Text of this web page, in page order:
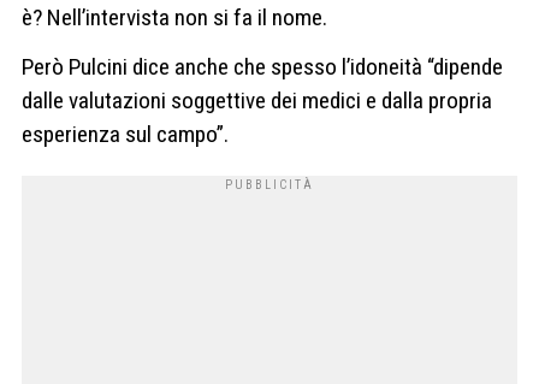
è? Nell’intervista non si fa il nome.
Però Pulcini dice anche che spesso l’idoneità “dipende
dalle valutazioni soggettive dei medici e dalla propria
esperienza sul campo”.